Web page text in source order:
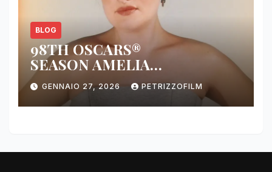
BLOG
98TH OSCARS®
SEASON AMELIA
DIMOLDENBERG RETURNS
FOR THIRD YEAR
GENNAIO 27, 2026 PETRIZZOFILM